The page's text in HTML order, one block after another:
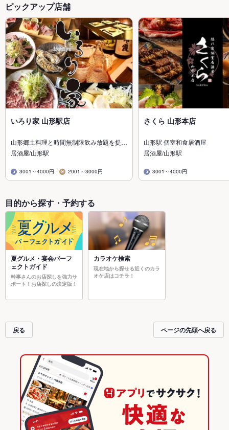
ピックアップ店舗
いろり家 山形駅店
山形郷土料理と時間無制限飲み放題を提…
居酒屋/山形駅
3001～4000円 2001～3000円
さくら 山形本店
山形駅 個室和食居酒屋
居酒屋/山形駅
3001～4000円
目的から探す・予約する
夏グルメ・宴会パーフ
ェクトガイド
幹事さんのお店探しを強力サ
ポート！お店探しの決定版！
カラオケ検索
現在地から探せる近くのカラ
オケ店はコチラ！
戻る ページの先頭へ戻る